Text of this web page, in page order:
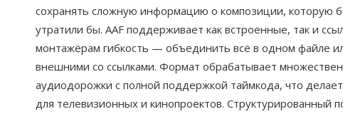
сохранять сложную информацию о композиции, которую
утратили бы. AAF поддерживает как встроенные, так и
монтажёрам гибкость — объединить всё в одном файле
внешними со ссылками. Формат обрабатывает
аудиодорожки с полной поддержкой таймкода, что
для телевизионных и кинопроектов. Структурированный